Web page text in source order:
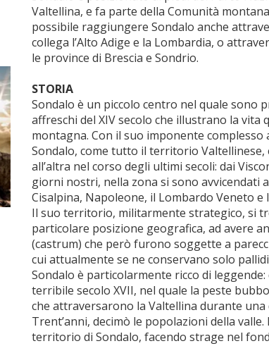
Valtellina, e fa parte della Comunità
possibile raggiungere Sondalo anche
collega l’Alto Adige e la Lombardia, o
le province di Brescia e Sondrio.
STORIA
Sondalo è un piccolo centro nel quale sono
affreschi del XIV secolo che illustrano la vita
montagna. Con il suo imponente complesso
Sondalo, come tutto il territorio Valtellinese,
all’altra nel corso degli ultimi secoli: dai
giorni nostri, nella zona si sono avvicendati
Cisalpina, Napoleone, il Lombardo Veneto e
Il suo territorio, militarmente strategico, si
particolare posizione geografica, ad avere
(castrum) che però furono soggette a
cui attualmente se ne conservano solo
Sondalo è particolarmente ricco di
terribile secolo XVII, nel quale la peste
che attraversarono la Valtellina durante una
Trent’anni, decimò le popolazioni della
territorio di Sondalo, facendo strage nel